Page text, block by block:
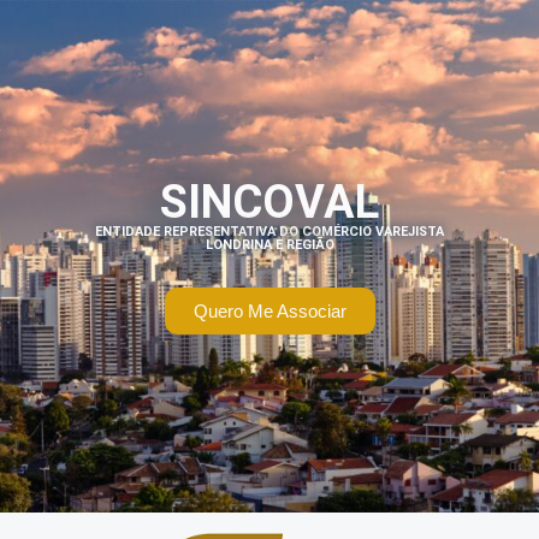
SINCOVAL
ENTIDADE REPRESENTATIVA DO COMÉRCIO VAREJISTA
LONDRINA E REGIÃO
Quero Me Associar